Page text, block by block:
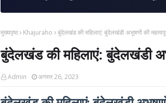
मुख्यपृष्ठ Khajuraho बुंदेलखंड की महिलाएं: बुंदेलखंडी अभूषणों की
बुंदेलखंड की महिलाएं: बुंदेलखंडी
Admin अगस्त 26, 2023